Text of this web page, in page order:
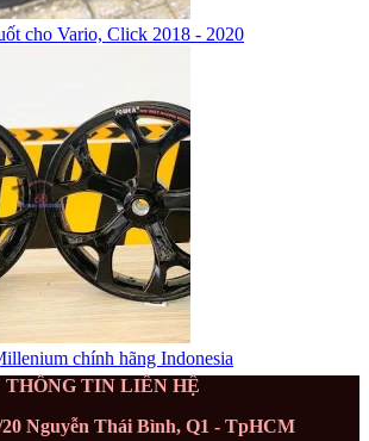
cho Vario, Click 2018 - 2020
chính hãng Indonesia
THÔNG TIN LIÊN HỆ
Nguyễn Thái Bình, Q1 - TpHCM